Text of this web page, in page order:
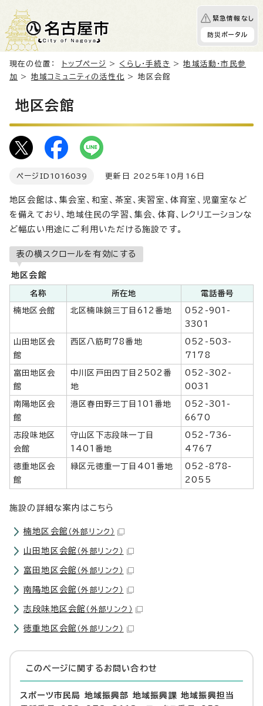
緊急情報なし
防災ポータル
現在の位置： トップページ > くらし・手続き >地域活動・市民参
加
> 地域コミュニティの活性化 > 地区会館
地区会館
ページID 1016039 更新日 2025年10月16日
地区会館は、集会室、和室、茶室、実習室、体育室、児童室など
を備えており、地域住民の学習、集会、体育、レクリエーションな
ど幅広い用途にご利用いただける施設です。
表の横スクロールを有効にする
地区会館
名称 所在地 電話番号
楠地区会館 北区楠味鋺三丁目612番地
052-901-
3301
山田地区会
館
西区八筋町78番地
052-503-
7178
富田地区会
館
中川区戸田四丁目2502番
地
052-302-
0031
南陽地区会
館
港区春田野三丁目101番地
052-301-
6670
志段味地区
会館
守山区下志段味一丁目
1401番地
052-736-
4767
徳重地区会
館
緑区元徳重一丁目401番地
052-878-
2055
施設の詳細な案内はこちら
楠地区会館 （外部リンク）
山田地区会館 （外部リンク）
富田地区会館 （外部リンク）
南陽地区会館 （外部リンク）
志段味地区会館 （外部リンク）
徳重地区会館 （外部リンク）
このページに関する お問い合わせ
スポーツ市民局 地域振興部 地域振興課 地域振興担当